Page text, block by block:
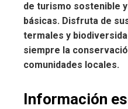
de turismo sostenible
básicas. Disfruta de
termales y
siempre la
comunidades locales.
Información